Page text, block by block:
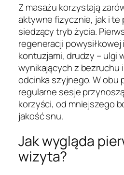
Z masażu korzystają
aktywne fizycznie, jak i te
siedzący tryb życia.
regeneracji
kontuzjami, drudzy – ulgi
wynikających z bezruchu
odcinka szyjnego. W obu
regularne sesje
korzyści, od mniejszego
jakość snu.
Jak wygląda
wizyta?